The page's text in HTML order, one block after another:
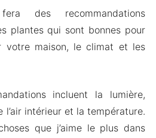
des recommandations
plantes qui sont bonnes pour
votre maison, le climat et les
incluent la lumière,
l’air intérieur et la température.
que j’aime le plus dans